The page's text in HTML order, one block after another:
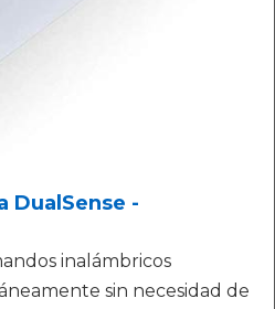
DualSense -
inalámbricos
sin necesidad de